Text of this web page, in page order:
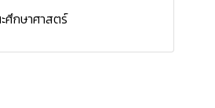
กษาศาสตร์